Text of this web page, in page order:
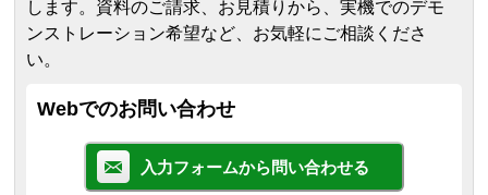
します。 資料のご請求、お見積りから、実機でのデモ
ンストレーション希望など、お気軽にご相談くださ
い。
Webでのお問い合わせ
入力フォームから問い合わせる